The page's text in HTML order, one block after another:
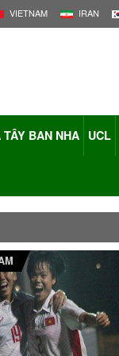
VIETNAM IRAN
BAN NHA UCL